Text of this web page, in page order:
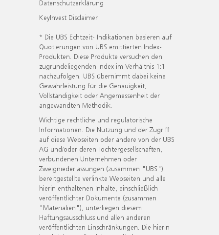
Datenschutzerklärung
KeyInvest Disclaimer
* Die UBS Echtzeit- Indikationen basieren auf
Quotierungen von UBS emittierten Index-
Produkten. Diese Produkte versuchen den
zugrundeliegenden Index im Verhältnis 1:1
nachzufolgen. UBS übernimmt dabei keine
Gewährleistung für die Genauigkeit,
Vollständigkeit oder Angemessenheit der
angewandten Methodik.
Wichtige rechtliche und regulatorische
Informationen. Die Nutzung und der Zugriff
auf diese Webseiten oder andere von der UBS
AG und/oder deren Tochtergesellschaften,
verbundenen Unternehmen oder
Zweigniederlassungen (zusammen "UBS")
bereitgestellte verlinkte Webseiten und alle
hierin enthaltenen Inhalte, einschließlich
veröffentlichter Dokumente (zusammen
"Materialien"), unterliegen diesem
Haftungsausschluss und allen anderen
veröffentlichten Einschränkungen. Die hierin